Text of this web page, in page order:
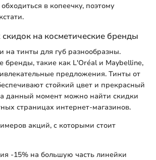
в копеечку, поэтому
на косметические бренды
тинты для губ разнообразны.
бренды, такие как L'Oréal и Maybelline,
предложения. Тинты от
стойкий цвет и прекрасный
данный момент можно найти скидки
страницах интернет-магазинов.
акций, с которыми стоит
-15% на большую часть линейки